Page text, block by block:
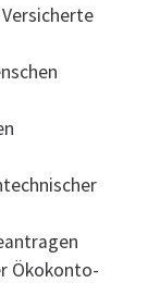
Ökokonto-